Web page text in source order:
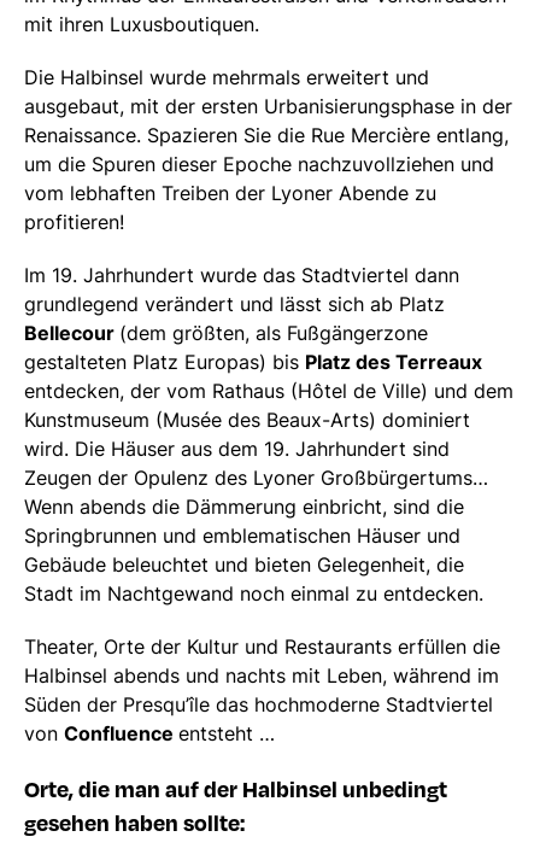
mit ihren Luxusboutiquen.
Die Halbinsel wurde mehrmals erweitert und
ausgebaut, mit der ersten Urbanisierungsphase in der
Renaissance. Spazieren Sie die Rue Mercière entlang,
um die Spuren dieser Epoche nachzuvollziehen und
vom lebhaften Treiben der Lyoner Abende zu
profitieren!
Im 19. Jahrhundert wurde das Stadtviertel dann
grundlegend verändert und lässt sich ab Platz
Bellecour (dem größten, als Fußgängerzone
gestalteten Platz Europas) bis Platz des Terreaux
entdecken, der vom Rathaus (Hôtel de Ville) und dem
Kunstmuseum (Musée des Beaux-Arts) dominiert
wird. Die Häuser aus dem 19. Jahrhundert sind
Zeugen der Opulenz des Lyoner Großbürgertums…
Wenn abends die Dämmerung einbricht, sind die
Springbrunnen und emblematischen Häuser und
Gebäude beleuchtet und bieten Gelegenheit, die
Stadt im Nachtgewand noch einmal zu entdecken.
Theater, Orte der Kultur und Restaurants erfüllen die
Halbinsel abends und nachts mit Leben, während im
Süden der Presqu’île das hochmoderne Stadtviertel
von Confluence entsteht …
Orte, die man auf der Halbinsel unbedingt
gesehen haben sollte: